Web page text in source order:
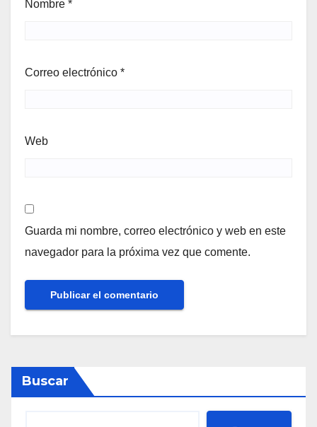
Nombre *
Correo electrónico *
Web
Guarda mi nombre, correo electrónico y web en este
navegador para la próxima vez que comente.
Buscar